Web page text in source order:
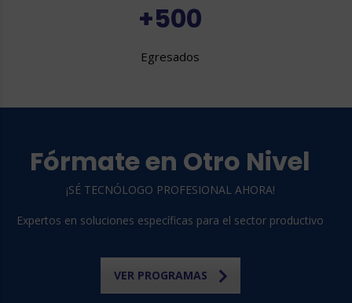
+500
Egresados
Fórmate en Otro Nivel
¡SÉ TECNÓLOGO PROFESIONAL AHORA!
Expertos en soluciones específicas para el sector productivo
VER PROGRAMAS